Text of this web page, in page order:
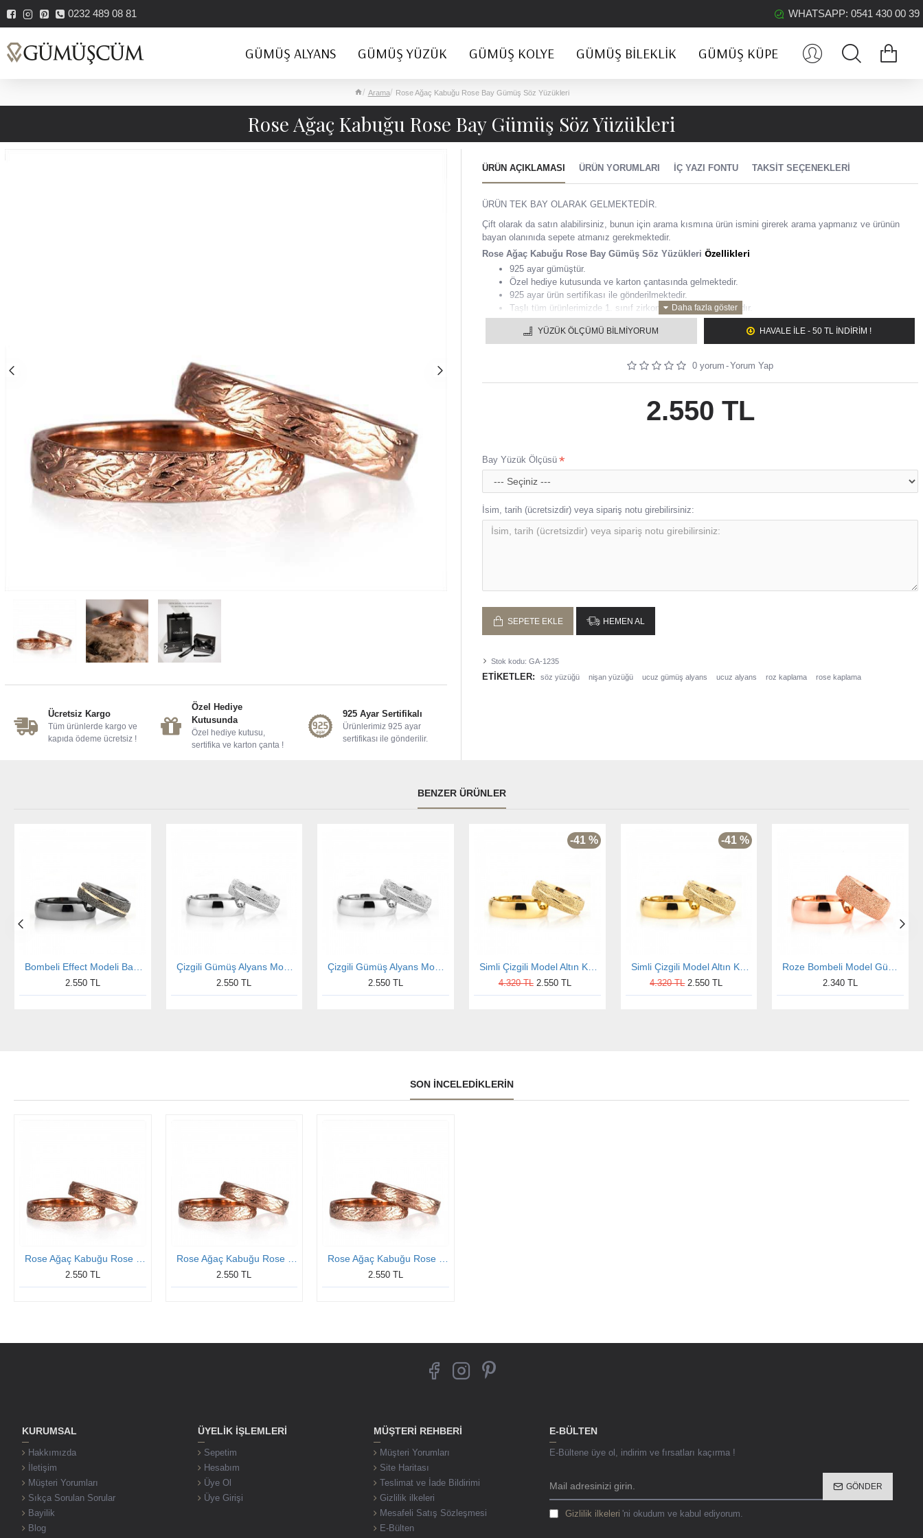
0232 489 08 81 WHATSAPP: 0541 430 00 39
GÜMÜŞ ALYANS GÜMÜŞ YÜZÜK GÜMÜŞ KOLYE GÜMÜŞ BILEKLIK GÜMÜŞ KÜPE
Arama Rose Ağaç Kabuğu Rose Bay Gümüş Söz Yüzükleri
Rose Ağaç Kabuğu Rose Bay Gümüş Söz Yüzükleri
Ücretsiz Kargo
Tüm ürünlerde kargo ve
kapıda ödeme ücretsiz !
Özel Hediye
Kutusunda
Özel hediye kutusu,
sertifika ve karton çanta !
925 Ayar Sertifikalı
Ürünlerimiz 925 ayar
sertifikası ile gönderilir.
ÜRÜN AÇIKLAMASI ÜRÜN YORUMLARI İÇ YAZI FONTU TAKSIT SEÇENEKLERI
ÜRÜN TEK BAY OLARAK GELMEKTEDİR.
Çift olarak da satın alabilirsiniz, bunun için arama kısmına ürün ismini girerek arama yapmanız ve ürünün
bayan olanınıda sepete atmanız gerekmektedir.
Rose Ağaç Kabuğu Rose Bay Gümüş Söz Yüzükleri Özellikleri
925 ayar gümüştür.
Özel hediye kutusunda ve karton çantasında gelmektedir.
925 ayar ürün sertifikası ile gönderilmektedir.
Taşlı tüm ürünlerimizde 1. sınıf zirkon taşlar kullanılmaktadır.
Gümüş alyansınızı istediğiniz renkte sipariş verebilirsiniz(gümüş, altın, rose).
1 YIL GARANTİLİDİR.
Bütün gümüş alyanslar en geç 2 iş gününde kargoya verilir.
Ürünlerimiz el işçiliği ile ustalarımız tarafından bünyemizde bulunan 2 adet atölyede hazırlanmaktadır.
YÜZÜK ÖLÇÜMÜ BILMIYORUM HAVALE ILE - 50 TL İNDİRİM !
Stok kodu: GA-1235
0 yorum -Yorum Yap
2.550 TL
Bay Yüzük Ölçüsü
İsim, tarih (ücretsizdir) veya sipariş notu girebilirsiniz:
SEPETE EKLE HEMEN AL
ETIKETLER: söz yüzüğü nişan yüzüğü ucuz gümüş alyans ucuz alyans roz kaplama rose kaplama
BENZER ÜRÜNLER
Bombeli Effect Modeli Bayan Gümüş Alyans Nişan Yüzüğü
2.550 TL
Çizgili Gümüş Alyans Modeli Bombeli Bay Nişan ve Söz Yüzüğü
2.550 TL
Çizgili Gümüş Alyans Modeli Bombeli Bayan Nişan ve Söz Yüzüğü
2.550 TL
-41 %
Simli Çizgili Model Altın Kaplama Bay Gümüş Alyans
4.320 TL 2.550 TL
-41 %
Simli Çizgili Model Altın Kaplama Bayan Gümüş Alyans
4.320 TL 2.550 TL
Roze Bombeli Model Gümüş Alyans Bay Nişan ve Söz Yüzükleri
2.340 TL
SON İNCELEDIKLERIN
2.550 TL 2.550 TL 2.550 TL
KURUMSAL
Hakkımızda
İletişim
Müşteri Yorumları
Sıkça Sorulan Sorular
Bayilik
Blog
ÜYELIK İŞLEMLERI
Sepetim
Hesabım
Üye Ol
Üye Girişi
MÜŞTERI REHBERI
Müşteri Yorumları
Site Haritası
Teslimat ve İade Bildirimi
Gizlilik ilkeleri
Mesafeli Satış Sözleşmesi
E-Bülten
E-BÜLTEN
E-Bültene üye ol, indirim ve fırsatları kaçırma !
GÖNDER
Gizlilik ilkeleri 'ni okudum ve kabul ediyorum.